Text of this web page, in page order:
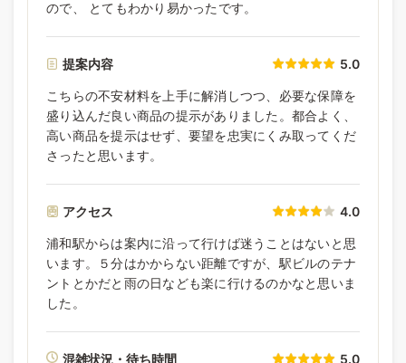
ので、 とてもわかり易かったです。
提案内容 5.0
こちらの不安材料を上手に解消しつつ、必要な保障を
盛り込んだ良い商品の提示がありました。都合よく、
高い商品を提示はせず、要望を忠実にくみ取ってくだ
さったと思います。
アクセス 4.0
浦和駅からは案内に沿って行けば迷うことはないと思
います。５分はかからない距離ですが、駅ビルのテナ
ントとかだと雨の日なども楽に行けるのかなと思いま
した。
混雑状況・待ち時間 5.0